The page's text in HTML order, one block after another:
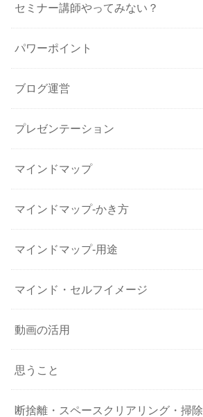
セミナー講師やってみない？
パワーポイント
ブログ運営
プレゼンテーション
マインドマップ
マインドマップ-かき方
マインドマップ-用途
マインド・セルフイメージ
動画の活用
思うこと
断捨離・スペースクリアリング・掃除